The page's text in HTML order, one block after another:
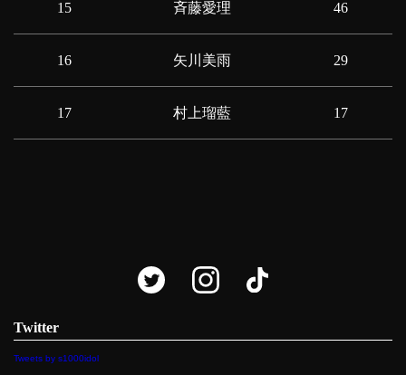
15 斉藤愛理 46
16 矢川美雨 29
17 村上瑠藍 17
Twitter
Tweets by s1000idol